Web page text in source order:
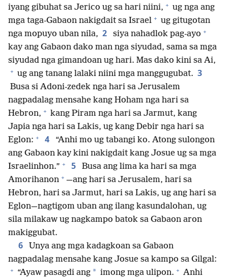
iyang gibuhat sa Jerico ug sa hari niini, + ug nga ang
mga taga-Gabaon nakigdait sa Israel + ug gitugotan
nga mopuyo uban nila, 2 siya nahadlok pag-ayo +
kay ang Gabaon dako man nga siyudad, sama sa mga
siyudad nga gimandoan ug hari. Mas dako kini sa Ai,
+ ug ang tanang lalaki niini mga manggugubat. 3
Busa si Adoni-zedek nga hari sa Jerusalem
nagpadalag mensahe kang Hoham nga hari sa
Hebron, + kang Piram nga hari sa Jarmut, kang
Japia nga hari sa Lakis, ug kang Debir nga hari sa
Eglon: + 4
“Anhi mo ug tabangi ko. Atong sulongon
ang Gabaon kay kini nakigdait kang Josue ug sa mga
Israelinhon.” + 5
Busa ang lima ka hari sa mga
Amorihanon + —ang hari sa Jerusalem, hari sa
Hebron, hari sa Jarmut, hari sa Lakis, ug ang hari sa
Eglon⁠—​nagtigom uban ang ilang kasundalohan, ug
sila milakaw ug nagkampo batok sa Gabaon aron
makiggubat.
6
Unya ang mga kadagkoan sa Gabaon
nagpadalag mensahe kang Josue sa kampo sa Gilgal:
+ “Ayaw pasagdi ang * imong mga ulipon. + Anhi